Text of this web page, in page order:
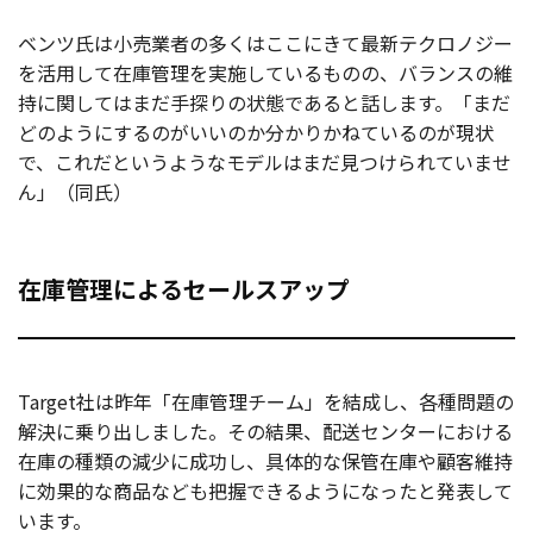
ベンツ氏は小売業者の多くはここにきて最新テクロノジー
を活用して在庫管理を実施しているものの、バランスの維
持に関してはまだ手探りの状態であると話します。「まだ
どのようにするのがいいのか分かりかねているのが現状
で、これだというようなモデルはまだ見つけられていませ
ん」（同氏）
在庫管理によるセールスアップ
Target社は昨年「在庫管理チーム」を結成し、各種問題の
解決に乗り出しました。その結果、配送センターにおける
在庫の種類の減少に成功し、具体的な保管在庫や顧客維持
に効果的な商品なども把握できるようになったと発表して
います。